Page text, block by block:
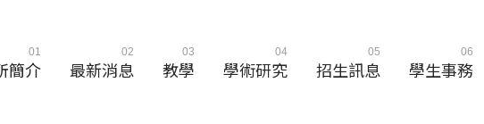
01
簡介
02
最新消息
03
教學
04
學術研究
05
招生訊息
06
學生事務